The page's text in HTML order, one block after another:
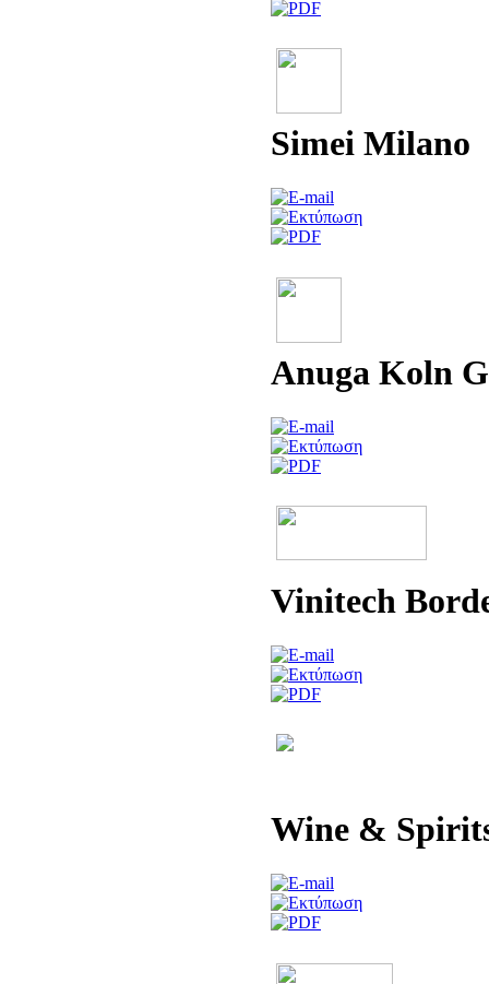
Simei Milano
Anuga Koln
Vinitech
Wine &